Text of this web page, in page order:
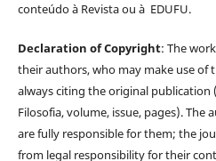
conteúdo à Revista ou à EDUFU.
Declaration of Copyright: The
their authors, who may make use of
always citing the original publication
Filosofia, volume, issue, pages). The
are fully responsible for them; the
from legal responsibility for their